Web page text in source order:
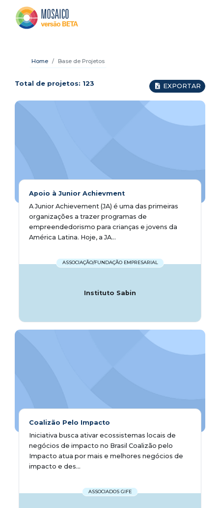
Home Base de Projetos
Total de projetos: 123 EXPORTAR
Apoio à Junior Achievment
A Junior Achievement (JA) é uma das primeiras
organizações a trazer programas de
empreendedorismo para crianças e jovens da
América Latina. Hoje, a JA...
ASSOCIAÇÃO/FUNDAÇÃO EMPRESARIAL
Instituto Sabin
Coalizão Pelo Impacto
Iniciativa busca ativar ecossistemas locais de
negócios de impacto no Brasil Coalizão pelo
Impacto atua por mais e melhores negócios de
impacto e des...
ASSOCIADOS GIFE